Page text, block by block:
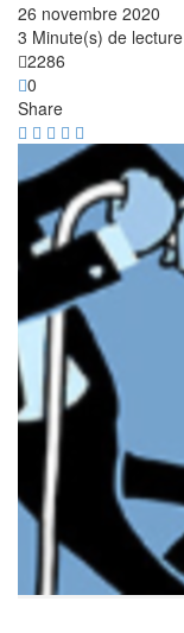
26 novembre 2020
3 Minute(s) de lecture
2286
0
Share